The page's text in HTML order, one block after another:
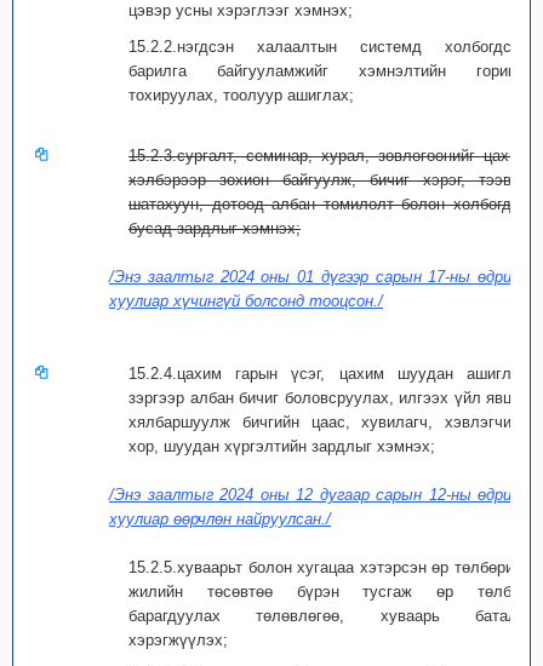
цэвэр усны хэрэглээг хэмнэх;
15.2.2.нэгдсэн халаалтын системд холбогдсон
барилга байгууламжийг хэмнэлтийн горимд
тохируулах, тоолуур ашиглах;
15.2.3.сургалт, семинар, хурал, зөвлөгөөнийг цахим
хэлбэрээр зохион байгуулж, бичиг хэрэг, тээвэр
шатахуун, дотоод албан томилолт болон холбогдох
бусад зардлыг хэмнэх;
/Энэ заалтыг 2024 оны 01 дүгээр сарын 17-ны өдрийн
хуулиар хүчингүй болсонд тооцсон./
15.2.4.цахим гарын үсэг, цахим шуудан ашиглах
зэргээр албан бичиг боловсруулах, илгээх үйл явцыг
хялбаршуулж бичгийн цаас, хувилагч, хэвлэгчийн
хор, шуудан хүргэлтийн зардлыг хэмнэх;
/Энэ заалтыг 2024 оны 12 дугаар сарын 12-ны өдрийн
хуулиар өөрчлөн найруулсан./
15.2.5.хуваарьт болон хугацаа хэтэрсэн өр төлбөрийг
жилийн төсөвтөө бүрэн тусгаж өр төлбөр
барагдуулах төлөвлөгөө, хуваарь баталж
хэрэгжүүлэх;